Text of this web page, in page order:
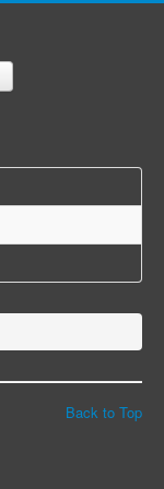
Back to Top